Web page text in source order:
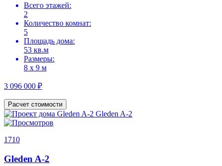
Всего этажей:
2
Количество комнат:
5
Площадь дома:
53 кв.м
Размеры:
8 х 9 м
3 096 000 ₽
Расчет стоимости
1710
Gleden A-2